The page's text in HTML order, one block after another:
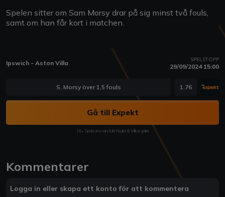
Spelen sitter om Sam Morsy drar på sig minst två fouls,
samt om han får kort i matchen.
Ipswich - Aston Villa SPELSTOPP
29/09/2024 15:00
S. Morsy över 1,5 fouls 1.76
Gå till Expekt
18+ Spela ansvarsfullt Regler & Villkor gäller
Kommentarer
Logga in eller skapa ett konto för att kommentera